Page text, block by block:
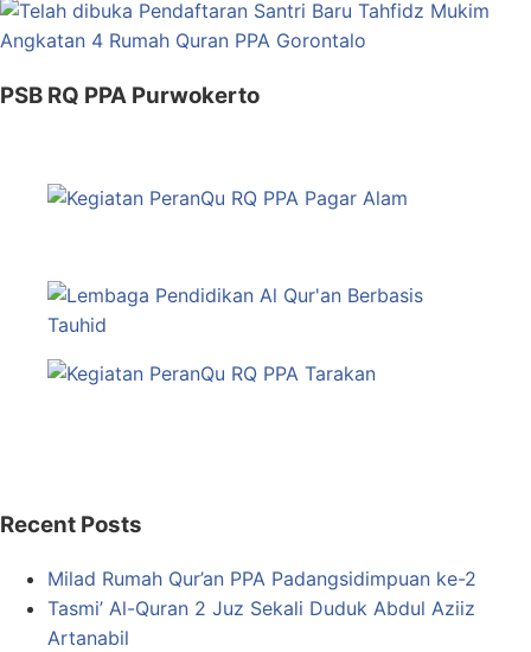
PSB RQ PPA Purwokerto
Recent Posts
Milad Rumah Qur’an PPA Padangsidimpuan ke-2
Tasmi’ Al-Quran 2 Juz Sekali Duduk Abdul Aziiz
Artanabil